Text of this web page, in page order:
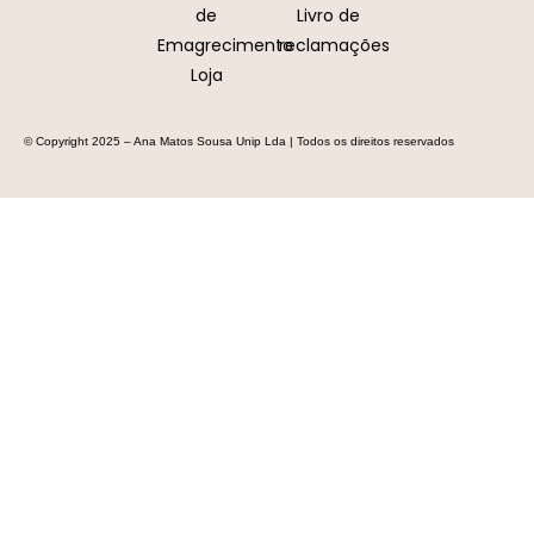
de
Emagrecimento
Loja
Livro de
reclamações
© Copyright 2025 – Ana Matos Sousa Unip Lda | Todos os direitos reservados